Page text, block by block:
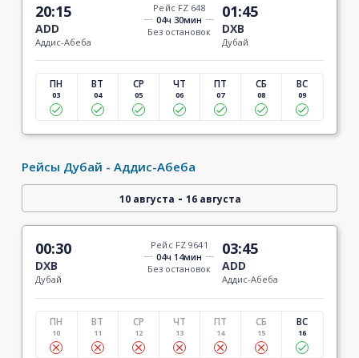
20:15
ADD
Аддис-Абеба
Рейс FZ 648
04ч 30мин
Без остановок
01:45
DXB
Дубай
ПН
03
ВТ
04
СР
05
ЧТ
06
ПТ
07
СБ
08
ВС
09
Рейсы Дубай - Аддис-Абеба
10 августа - 16 августа
00:30
DXB
Дубай
Рейс FZ 9641
04ч 14мин
Без остановок
03:45
ADD
Аддис-Абеба
ПН
10
ВТ
11
СР
12
ЧТ
13
ПТ
14
СБ
15
ВС
16